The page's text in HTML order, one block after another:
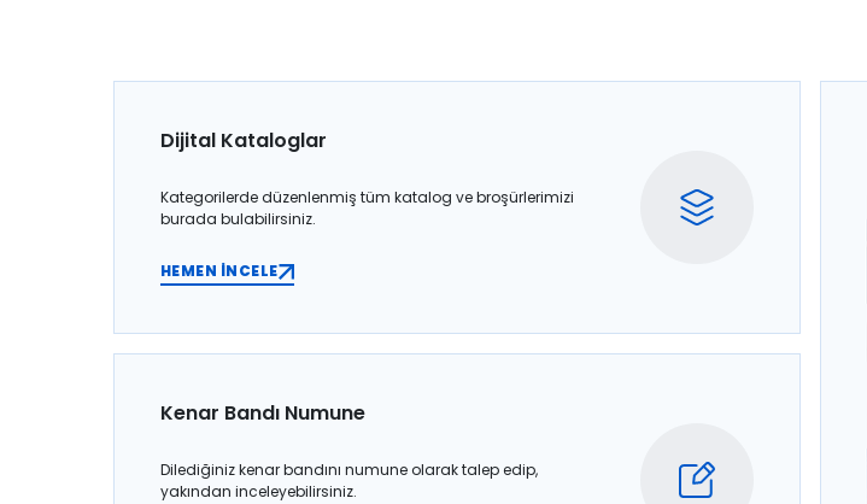
Dijital Kataloglar
Kategorilerde düzenlenmiş tüm katalog ve broşürlerimizi
burada bulabilirsiniz.
HEMEN İNCELE
Kenar Bandı Numune
Dilediğiniz kenar bandını numune olarak talep edip,
yakından inceleyebilirsiniz.